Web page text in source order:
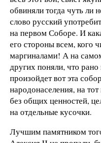
обвиняли тогда чуть ли
слово русский
на первом Соборе. И
его стороны всем, кого
маргиналами! А на
других поняли, что
произойдет вот эта
народонаселения, на
без общих ценностей,
на отдельные кусочки.
Лучшим памятником